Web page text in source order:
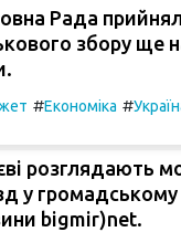
Рада
збору ще
#Економіка #
розглядають
у
bigmir)net.